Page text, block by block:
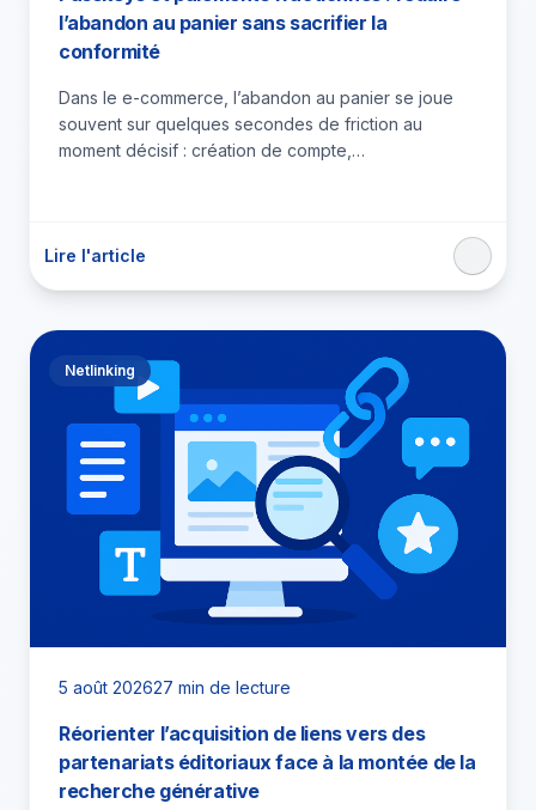
l’abandon au panier sans sacrifier la
conformité
Dans le e-commerce, l’abandon au panier se joue
souvent sur quelques secondes de friction au
moment décisif : création de compte,
Lire l'article
Netlinking
5 août 202627 min de lecture
Réorienter l’acquisition de liens vers des
partenariats éditoriaux face à la montée de la
recherche générative